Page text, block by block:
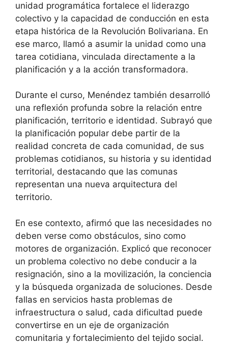
unidad programática fortalece el liderazgo
colectivo y la capacidad de conducción en esta
etapa histórica de la Revolución Bolivariana. En
ese marco, llamó a asumir la unidad como una
tarea cotidiana, vinculada directamente a la
planificación y a la acción transformadora.
Durante el curso, Menéndez también desarrolló
una reflexión profunda sobre la relación entre
planificación, territorio e identidad. Subrayó que
la planificación popular debe partir de la
realidad concreta de cada comunidad, de sus
problemas cotidianos, su historia y su identidad
territorial, destacando que las comunas
representan una nueva arquitectura del
territorio.
En ese contexto, afirmó que las necesidades no
deben verse como obstáculos, sino como
motores de organización. Explicó que reconocer
un problema colectivo no debe conducir a la
resignación, sino a la movilización, la conciencia
y la búsqueda organizada de soluciones. Desde
fallas en servicios hasta problemas de
infraestructura o salud, cada dificultad puede
convertirse en un eje de organización
comunitaria y fortalecimiento del tejido social.